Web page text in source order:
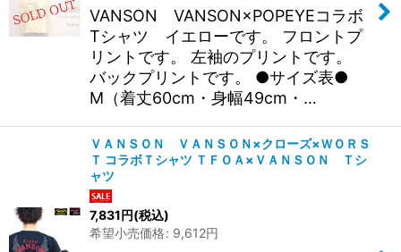
VANSON VANSON×POPEYEコラボ
Tシャツ イエローです。 フロントプ
リントです。 左袖のプリントです。
バックプリントです。 ●サイズ表●
M（着丈60cm・身幅49cm・…
ＶＡＮＳＯＮ ＶＡＮＳＯＮ×クローズ×ＷＯＲＳ
Ｔ コラボＴシャツ ＴＦＯＡ×ＶＡＮＳＯＮ Ｔシ
ャツ
7,831円(税込)
希望小売価格: 9,612円